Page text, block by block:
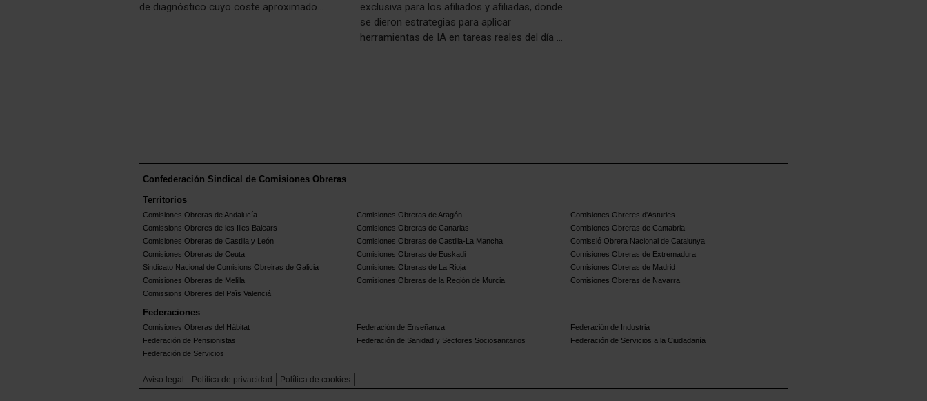
de diagnóstico cuyo coste aproximado
exclusiva para los afiliados y afiliadas, donde
se dieron estrategias para aplicar
herramientas de IA en tareas reales del día a
Confederación Sindical de Comisiones Obreras
Territorios
Comisiones Obreras de Andalucía Comisiones Obreras de Aragón
Comisiones Obreres d'Asturies
Comissions Obreres de les Illes Balears
Comisiones Obreras de Canarias
Comisiones Obreras de Cantabria
Comisiones Obreras de Castilla y León
Comisiones Obreras de Castilla-La Mancha
Comissió Obrera Nacional de Catalunya
Comisiones Obreras de Ceuta
Comisiones Obreras de Euskadi
Comisiones Obreras de Extremadura
Sindicato Nacional de Comisions Obreiras de Galicia
Comisiones Obreras de La Rioja
Comisiones Obreras de Madrid
Comisiones Obreras de Melilla
Comisiones Obreras de la Región de Murcia
Comisiones Obreras de Navarra
Comissions Obreres del Paìs Valenciá
Federaciones
Comisiones Obreras del Hábitat Federación de Enseñanza
Federación de Industria
Federación de Pensionistas
Federación de Sanidad y Sectores Sociosanitarios
Federación de Servicios a la Ciudadanía
Federación de Servicios
Aviso legal Política de privacidad Política de cookies